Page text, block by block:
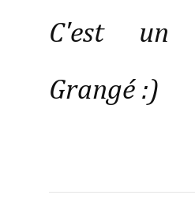
C'est un
Grangé :)